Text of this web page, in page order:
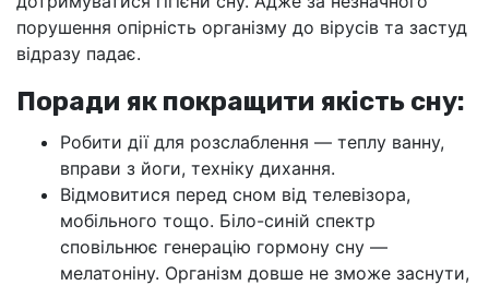
порушення опірність організму до вірусів та застуд
відразу падає.
Поради як покращити якість сну:
Робити дії для розслаблення — теплу ванну,
вправи з йоги, техніку дихання.
Відмовитися перед сном від телевізора,
мобільного тощо. Біло-синій спектр
сповільнює генерацію гормону сну —
мелатоніну. Організм довше не зможе заснути,